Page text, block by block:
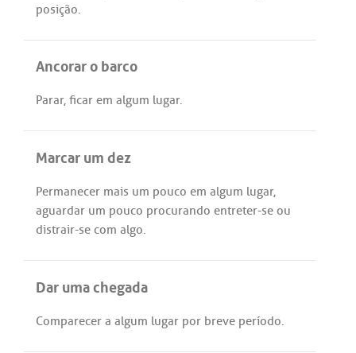
posição.
Ancorar o barco
Parar, ficar em algum lugar.
Marcar um dez
Permanecer mais um pouco em algum lugar,
aguardar um pouco procurando entreter-se ou
distrair-se com algo.
Dar uma chegada
Comparecer a algum lugar por breve período.